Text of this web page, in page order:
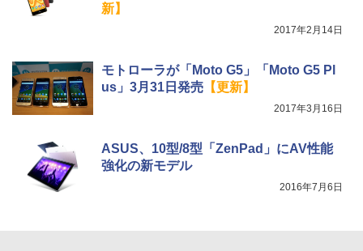
新】
2017年2月14日
モトローラが「Moto G5」「Moto G5 Pl
us」3月31日発売【更新】
2017年3月16日
ASUS、10型/8型「ZenPad」にAV性能
強化の新モデル
2016年7月6日